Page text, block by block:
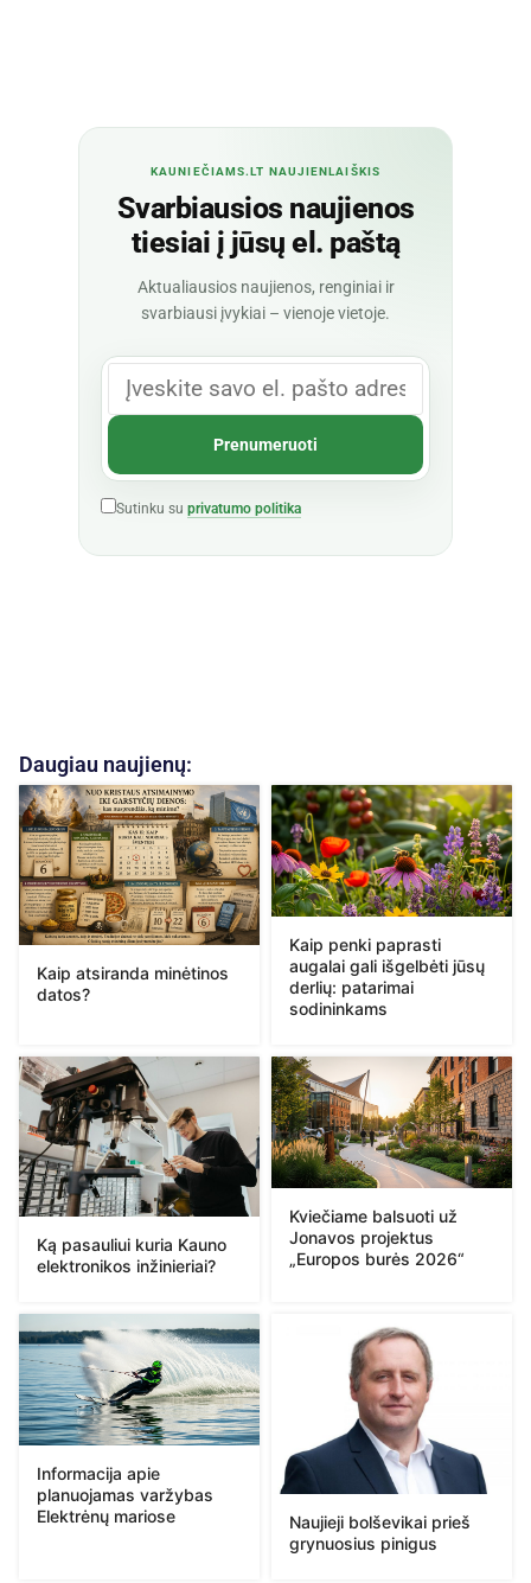
KAUNIEČIAMS.LT NAUJIENLAIŠKIS
Svarbiausios naujienos
tiesiai į jūsų el. paštą
Aktualiausios naujienos, renginiai ir
svarbiausi įvykiai – vienoje vietoje.
Sutinku su privatumo politika
Daugiau naujienų:
Kaip atsiranda minėtinos
datos?
Kaip penki paprasti
augalai gali išgelbėti jūsų
derlių: patarimai
sodininkams
Ką pasauliui kuria Kauno
elektronikos inžinieriai?
Kviečiame balsuoti už
Jonavos projektus
„Europos burės 2026“
Informacija apie
planuojamas varžybas
Elektrėnų mariose
Naujieji bolševikai prieš
grynuosius pinigus